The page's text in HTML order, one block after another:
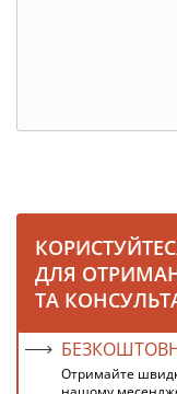
ДЛЯ
ТА
Отримайте